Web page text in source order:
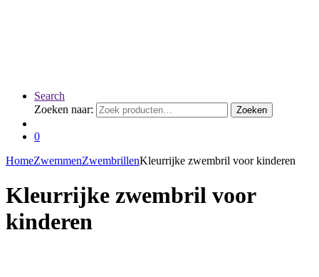
Search
Zoeken naar:
Zoeken
0
HomeZwemmenZwembrillenKleurrijke zwembril voor kinderen
Kleurrijke zwembril voor
kinderen